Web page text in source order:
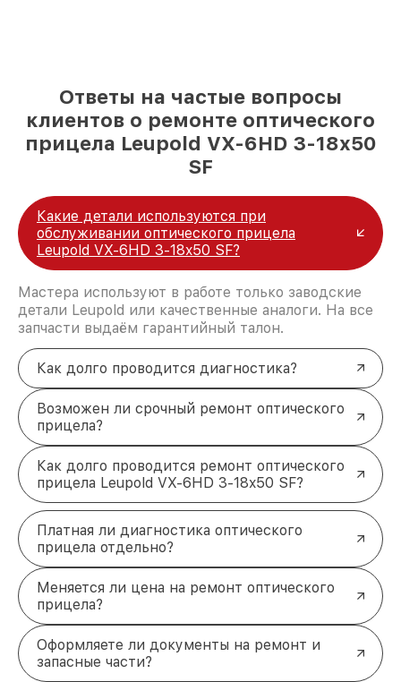
Ответы на частые вопросы
клиентов о ремонте оптического
прицела Leupold VX-6HD 3-18x50
SF
Какие детали используются при
обслуживании оптического прицела
Leupold VX-6HD 3-18x50 SF?
Мастера используют в работе только заводские
детали Leupold или качественные аналоги. На все
запчасти выдаём гарантийный талон.
Как долго проводится диагностика?
Возможен ли срочный ремонт оптического
прицела?
Как долго проводится ремонт оптического
прицела Leupold VX-6HD 3-18x50 SF?
Платная ли диагностика оптического
прицела отдельно?
Меняется ли цена на ремонт оптического
прицела?
Оформляете ли документы на ремонт и
запасные части?